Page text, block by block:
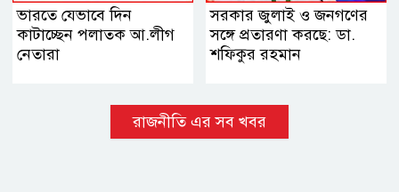
ভারতে যেভাবে দিন
কাটাচ্ছেন পলাতক আ.লীগ
নেতারা
সরকার জুলাই ও জনগণের
সঙ্গে প্রতারণা করছে: ডা.
শফিকুর রহমান
রাজনীতি এর সব খবর